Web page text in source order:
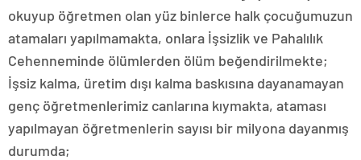
okuyup öğretmen olan yüz binlerce halk çocuğumuzun
atamaları yapılmamakta, onlara İşsizlik ve Pahalılık
Cehenneminde ölümlerden ölüm beğendirilmekte;
İşsiz kalma, üretim dışı kalma baskısına dayanamayan
genç öğretmenlerimiz canlarına kıymakta, ataması
yapılmayan öğretmenlerin sayısı bir milyona dayanmış
durumda;